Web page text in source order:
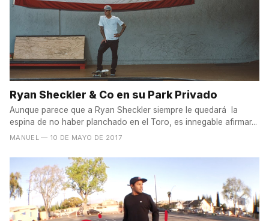
Ryan Sheckler & Co en su Park Privado
Aunque parece que a Ryan Sheckler siempre le quedará la
espina de no haber planchado en el Toro, es innegable afirmar...
MANUEL — 10 DE MAYO DE 2017